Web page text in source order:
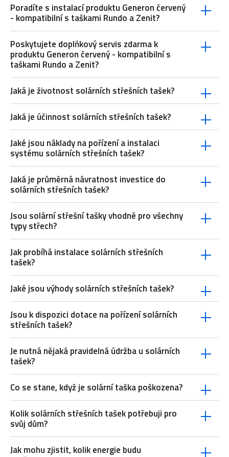
Poradíte s instalací produktu Generon červený
- kompatibilní s taškami Rundo a Zenit?
Poskytujete doplňkový servis zdarma k
produktu Generon červený - kompatibilní s
taškami Rundo a Zenit?
Jaká je životnost solárních střešních tašek?
Jaká je účinnost solárních střešních tašek?
Jaké jsou náklady na pořízení a instalaci
systému solárních střešních tašek?
Jaká je průměrná návratnost investice do
solárních střešních tašek?
Jsou solární střešní tašky vhodné pro všechny
typy střech?
Jak probíhá instalace solárních střešních
tašek?
Jaké jsou výhody solárních střešních tašek?
Jsou k dispozici dotace na pořízení solárních
střešních tašek?
Je nutná nějaká pravidelná údržba u solárních
tašek?
Co se stane, když je solární taška poškozena?
Kolik solárních střešních tašek potřebuji pro
svůj dům?
Jak mohu zjistit, kolik energie budu